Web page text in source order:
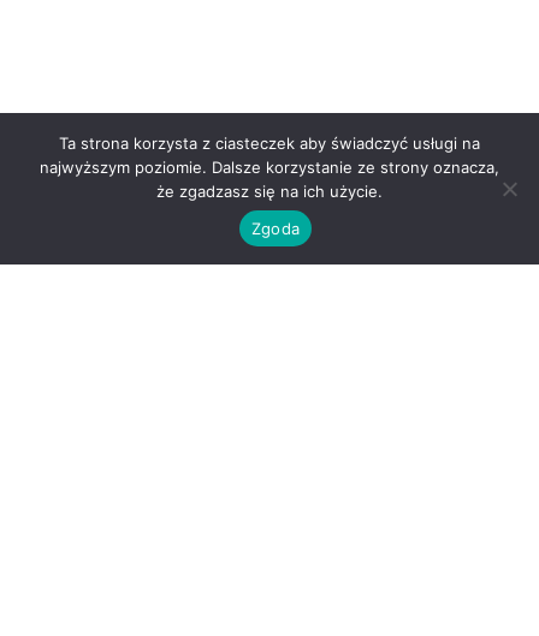
Ta strona korzysta z ciasteczek aby świadczyć usługi na
najwyższym poziomie. Dalsze korzystanie ze strony oznacza,
że zgadzasz się na ich użycie.
Zgoda